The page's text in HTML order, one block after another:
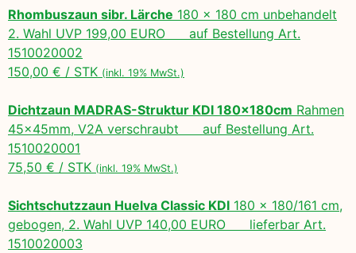
Rhombuszaun sibr. Lärche 180 x 180 cm unbehandelt
2. Wahl UVP 199,00 EURO auf Bestellung Art.
1510020002
150,00 € / STK (inkl. 19% MwSt.)
Dichtzaun MADRAS-Struktur KDI 180x180cm Rahmen
45x45mm, V2A verschraubt auf Bestellung Art.
1510020001
75,50 € / STK (inkl. 19% MwSt.)
Sichtschutzzaun Huelva Classic KDI 180 x 180/161 cm,
gebogen, 2. Wahl UVP 140,00 EURO lieferbar Art.
1510020003